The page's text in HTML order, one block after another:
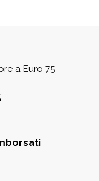
a Euro 75